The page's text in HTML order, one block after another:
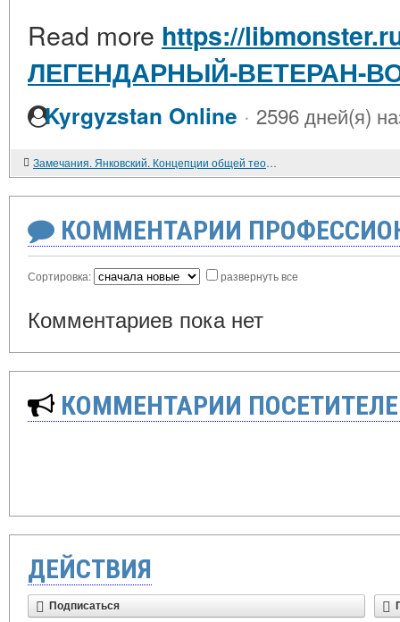
Read more https://
ЛЕГЕНДАРНЫЙ-ВЕТЕРАН-
Kyrgyzstan Online · 2596 дней(я)
Замечания. Янковский. Концепции общей теории информации
КОММЕНТАРИИ
Сортировка: развернуть все
Комментариев пока нет
КОММЕНТАРИИ
ДЕЙСТВИЯ
Подписаться